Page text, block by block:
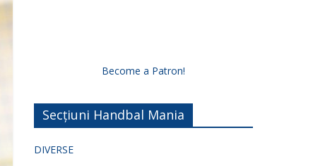
Become a Patron!
Secțiuni Handbal Mania
DIVERSE